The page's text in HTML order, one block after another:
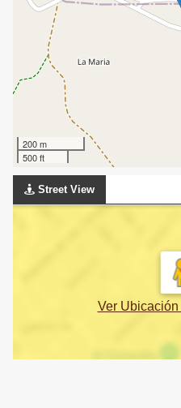
200 m
500 ft
Street View
Ver Ubicación